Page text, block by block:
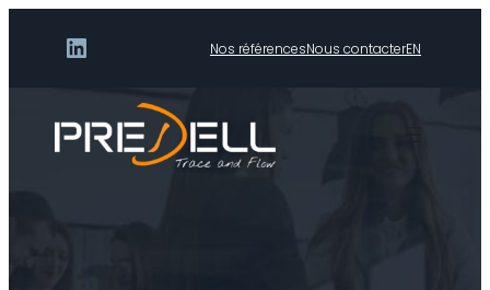
LinkedIn Nos référencesNous contacterEN